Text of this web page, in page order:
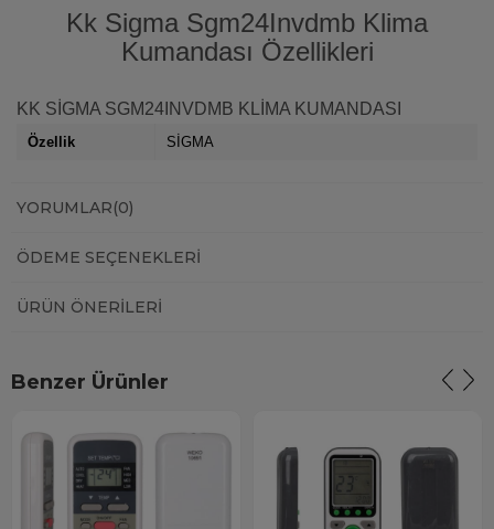
Kk Sigma Sgm24Invdmb Klima
Kumandası Özellikleri
KK SİGMA SGM24INVDMB KLİMA KUMANDASI
Özellik SİGMA
YORUMLAR(0)
ÖDEME SEÇENEKLERI
ÜRÜN ÖNERILERI
Benzer Ürünler